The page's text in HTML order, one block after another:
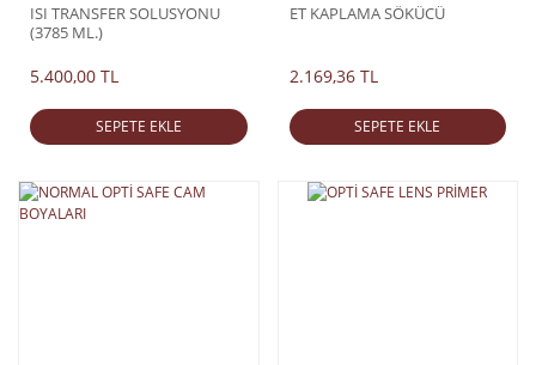
ISI TRANSFER SOLUSYONU
(3785 ML.)
5.400,00 TL
SEPETE EKLE
ET KAPLAMA SÖKÜCÜ
2.169,36 TL
SEPETE EKLE